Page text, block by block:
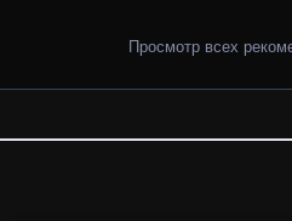
Просмотр всех